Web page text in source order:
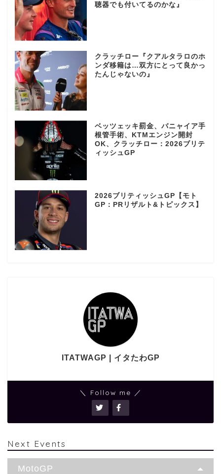
聴器でも付いてるのかな』
クラッチロー『クアルタラロのホ
ンダ移籍は…双方にとって良かっ
たんじゃないの』
ベッツェッキ罰金、バニャイア手
根管手術、KTMエンジン開封
OK、クラッチロー：2026ブリテ
ィッシュGP
2026ブリティッシュGP【モト
GP：PRリザルト&トピックス】
ITATWAGP | イタたわGP
＼ Follow me ／
Next Events
MotoGP